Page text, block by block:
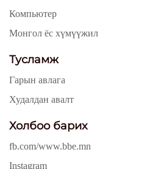
Компьютер
Монгол ёс хүмүүжил
Тусламж
Гарын авлага
Худалдан авалт
Холбоо барих
fb.com/www.bbe.mn
Instagram